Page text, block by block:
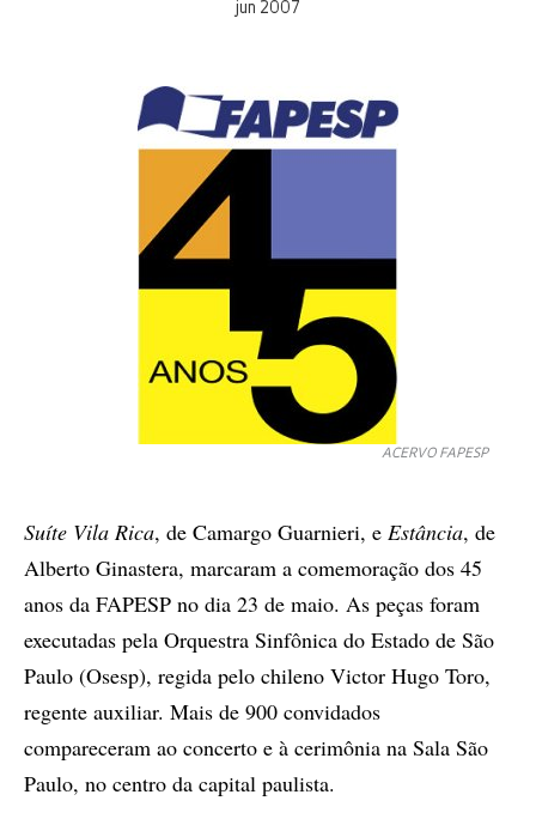
jun 2007
ACERVO FAPESP
Suíte Vila Rica, de Camargo Guarnieri, e Estância, de
Alberto Ginastera, marcaram a comemoração dos 45
anos da FAPESP no dia 23 de maio. As peças foram
executadas pela Orquestra Sinfônica do Estado de São
Paulo (Osesp), regida pelo chileno Victor Hugo Toro,
regente auxiliar. Mais de 900 convidados
compareceram ao concerto e à cerimônia na Sala São
Paulo, no centro da capital paulista.